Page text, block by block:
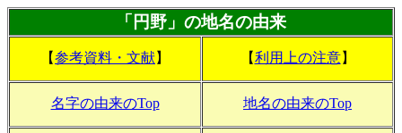
「円野」の地名の由来
【参考資料・文献】 【利用上の注意】
名字の由来のTop 地名の由来のTop